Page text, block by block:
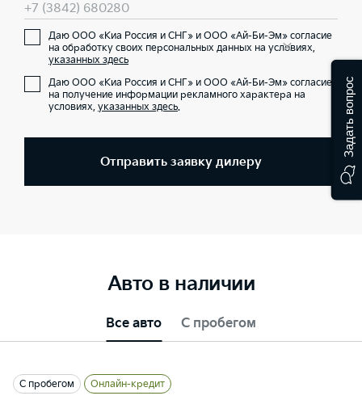
+7 (3842) 680280
Даю ООО «Киа Россия и СНГ» и ООО «Ай-Би-Эм» согласие
на обработку своих персональных данных на условиях,
указанных здесь
Даю ООО «Киа Россия и СНГ» и ООО «Ай-Би-Эм» согласие
на получение информации рекламного характера на
условиях, указанных здесь.
Отправить заявку дилеру
Авто в наличии
Все авто С пробегом
С пробегом Онлайн-кредит
Задать вопрос
×